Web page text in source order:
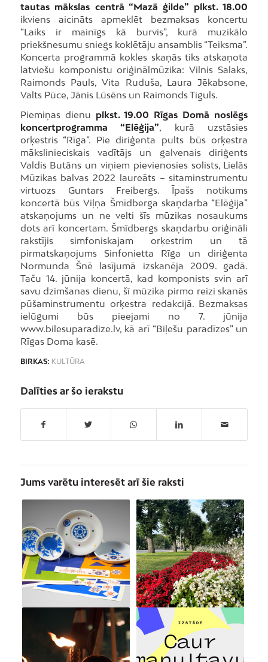
tautas mākslas centrā “Mazā ģilde” plkst. 18.00
ikviens aicināts apmeklēt bezmaksas koncertu
“Laiks ir mainīgs kā burvis”, kurā muzikālo
priekšnesumu sniegs koklētāju ansamblis “Teiksma”.
Koncerta programmā kokles skaņās tiks atskaņota
latviešu komponistu oriģinālmūzika: Vilnis Salaks,
Raimonds Pauls, Vita Ruduša, Laura Jēkabsone,
Valts Pūce, Jānis Lūsēns un Raimonds Tiguls.
Piemiņas dienu plkst. 19.00 Rīgas Domā noslēgs
koncertprogramma “Elēģija”, kurā uzstāsies
orķestris “Rīga”. Pie diriģenta pults būs orķestra
mākslinieciskais vadītājs un galvenais diriģents
Valdis Butāns un viņiem pievienosies solists, Lielās
Mūzikas balvas 2022 laureāts – sitaminstrumentu
virtuozs Guntars Freibergs. Īpašs notikums
koncertā būs Viļņa Šmīdberga skaņdarba “Elēģija”
atskaņojums un ne velti šīs mūzikas nosaukums
dots arī koncertam. Šmīdbergs skaņdarbu oriģināli
rakstījis simfoniskajam orķestrim un tā
pirmatskaņojums Sinfonietta Rīga un diriģenta
Normunda Šnē lasījumā izskanēja 2009. gadā.
Taču 14. jūnija koncertā, kad komponists svin arī
savu dzimšanas dienu, šī mūzika pirmo reizi skanēs
pūšaminstrumentu orķestra redakcijā. Bezmaksas
ielūgumi būs pieejami no 7. jūnija
www.bilesuparadize.lv, kā arī “Biļešu paradīzes” un
Rīgas Doma kasē.
BIRKAS: KULTŪRA
Dalīties ar šo ierakstu
Jums varētu interesēt arī šie raksti